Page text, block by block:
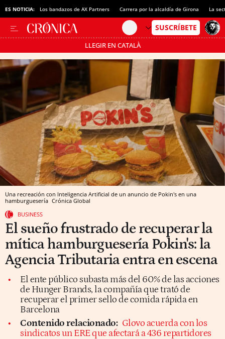
ES NOTICIA: Los bandazos de AX Partners Carrera por la alcaldía de Girona La
LLEGIR EN CATALÀ
Pásate al MODO AHORRO
Una recreación con Inteligencia Artificial de un anuncio de Pokin's en una
hamburguesería Crónica Global
BUSINESS
El sueño frustrado de recuperar la
mítica hamburguesería Pokin's: la
Agencia Tributaria entra en escena
El ente público subasta más del 60% de las acciones
de Hunger Brands, la compañía que trató de
recuperar el primer sello de comida rápida en
Barcelona
Contenido relacionado: Glovo acuerda con los
sindicatos un ERE que afectará a 436 repartidores